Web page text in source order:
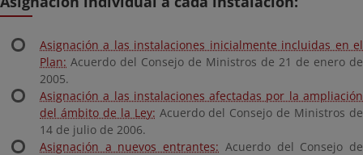
Asignación a las instalaciones inicialmente incluidas en el
Plan: Acuerdo del Consejo de Ministros de 21 de enero de
2005.
Asignación a las instalaciones afectadas por la ampliación
del ámbito de la Ley: Acuerdo del Consejo de Ministros de
14 de julio de 2006.
Asignación a nuevos entrantes: Acuerdo del Consejo de